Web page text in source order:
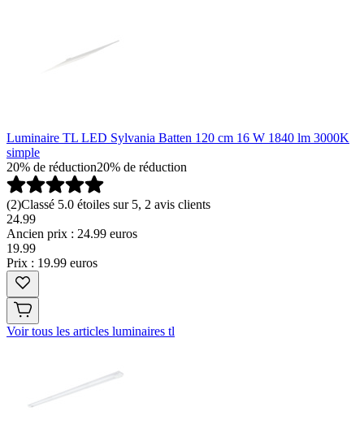
Luminaire TL LED Sylvania Batten 120 cm 16 W 1840 lm 3000K
simple
20% de réduction20% de réduction
(2)Classé 5.0 étoiles sur 5, 2 avis clients
24.99
Ancien prix : 24.99 euros
19.99
Prix : 19.99 euros
Voir tous les articles luminaires tl